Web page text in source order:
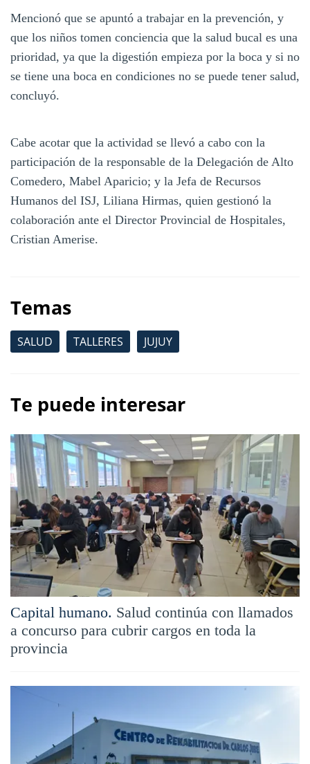
Mencionó que se apuntó a trabajar en la prevención, y
que los niños tomen conciencia que la salud bucal es una
prioridad, ya que la digestión empieza por la boca y si no
se tiene una boca en condiciones no se puede tener salud,
concluyó.
Cabe acotar que la actividad se llevó a cabo con la
participación de la responsable de la Delegación de Alto
Comedero, Mabel Aparicio; y la Jefa de Recursos
Humanos del ISJ, Liliana Hirmas, quien gestionó la
colaboración ante el Director Provincial de Hospitales,
Cristian Amerise.
Temas
SALUD TALLERES JUJUY
Te puede interesar
Capital humano. Salud continúa con llamados
a concurso para cubrir cargos en toda la
provincia